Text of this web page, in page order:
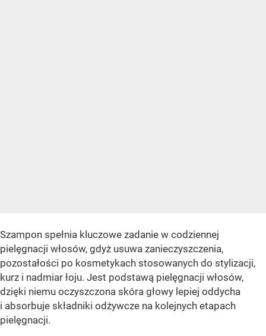
Szampon spełnia kluczowe zadanie w codziennej
pielęgnacji włosów, gdyż usuwa zanieczyszczenia,
pozostałości po kosmetykach stosowanych do stylizacji,
kurz i nadmiar łoju. Jest podstawą pielęgnacji włosów,
dzięki niemu oczyszczona skóra głowy lepiej oddycha
i absorbuje składniki odżywcze na kolejnych etapach
pielęgnacji.